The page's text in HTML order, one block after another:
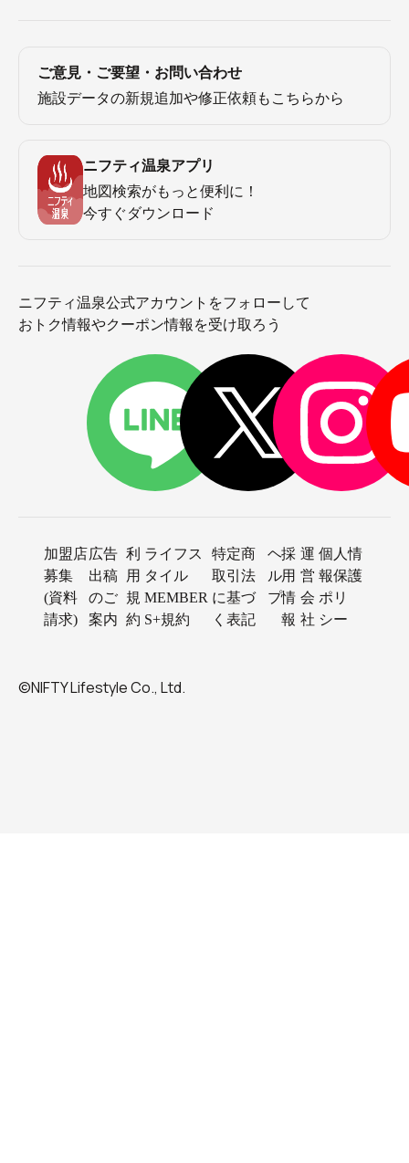
ご意見・ご要望・お問い合わせ
施設データの新規追加や修正依頼もこちらから
ニフティ温泉アプリ
地図検索がもっと便利に！
今すぐダウンロード
ニフティ温泉公式アカウントをフォローして
おトク情報やクーポン情報を受け取ろう
加盟店
募集
(資料
請求)
広告
出稿
のご
案内
利
用
規
約
ライフス
タイル
MEMBER
S+規約
特定商
取引法
に基づ
く表記
ヘ
ル
プ
採
用
情
報
運
営
会
社
個人情
報保護
ポリ
シー
©NIFTY Lifestyle Co., Ltd.